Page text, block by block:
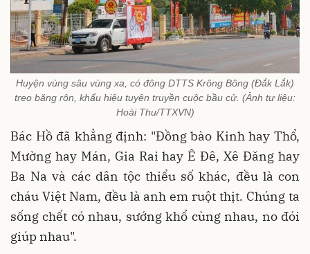
Huyện vùng sâu vùng xa, có đông DTTS Krông Bông (Đắk Lắk)
treo băng rôn, khẩu hiệu tuyên truyền cuộc bầu cử. (Ảnh tư liệu:
Hoài Thu/TTXVN)
Bác Hồ đã khẳng định: "Đồng bào Kinh hay Thổ,
Mường hay Mán, Gia Rai hay Ê Đê, Xê Đăng hay
Ba Na và các dân tộc thiểu số khác, đều là con
cháu Việt Nam, đều là anh em ruột thịt. Chúng ta
sống chết có nhau, sướng khổ cùng nhau, no đói
giúp nhau".